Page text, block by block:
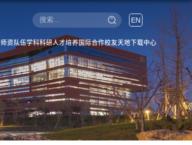
EN
师资队伍学科科研 人才培养 国际合作校友天地下载中心